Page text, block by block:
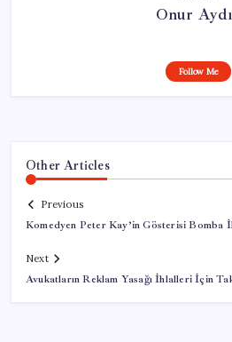
Onur
Follow Me
Other Articles
Previous
Komedyen Peter Kay’in Gösterisi Bomba
Next
Avukatların Reklam Yasağı İhlalleri İçin